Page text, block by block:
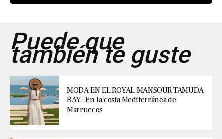
Puede que
también te guste
MODA EN EL ROYAL MANSOUR TAMUDA
BAY. En la costa Mediterránea de
Marruecos